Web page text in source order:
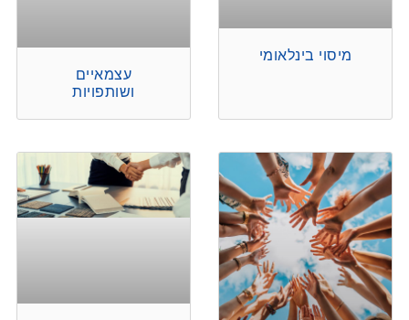
מיסוי בינלאומי
עצמאיים
ושותפויות